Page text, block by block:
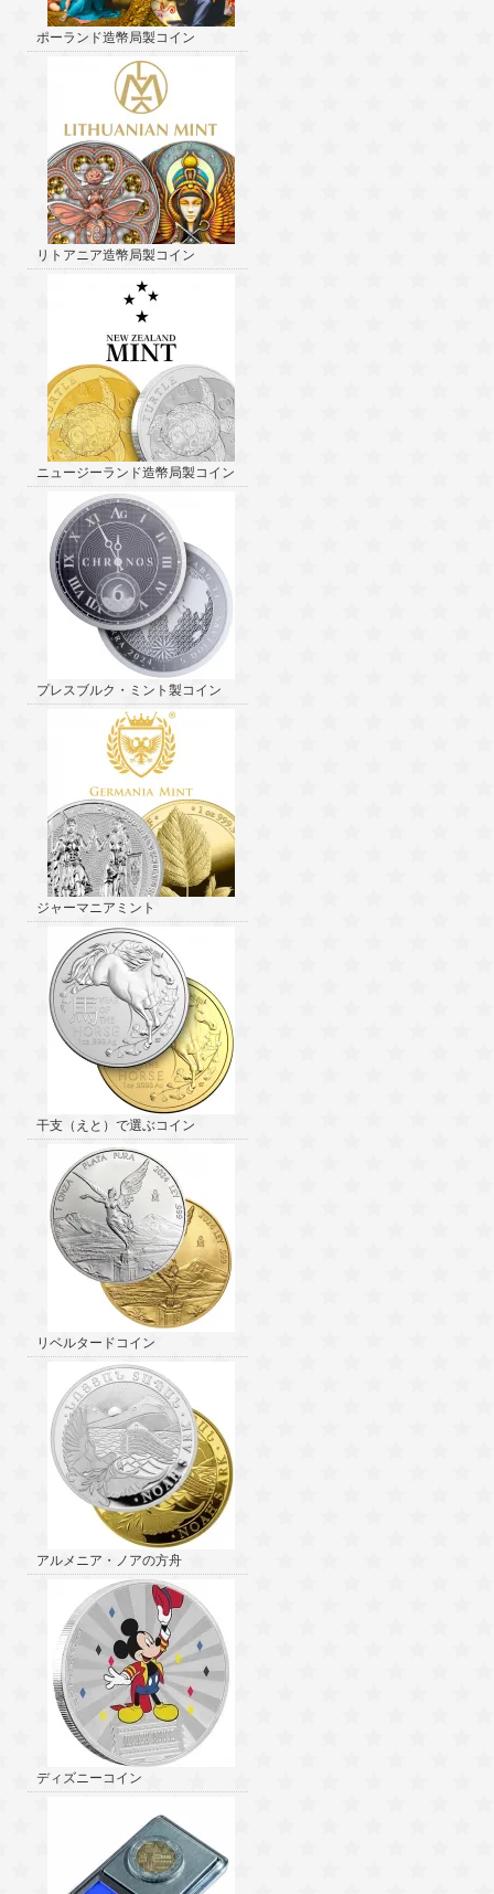
ポーランド造幣局製コイン
リトアニア造幣局製コイン
ニュージーランド造幣局製コイン
プレスブルク・ミント製コイン
ジャーマニアミント
干支（えと）で選ぶコイン
リベルタードコイン
アルメニア・ノアの方舟
ディズニーコイン